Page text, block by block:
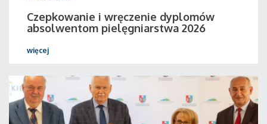
Czepkowanie i wręczenie dyplomów
absolwentom pielęgniarstwa 2026
więcej